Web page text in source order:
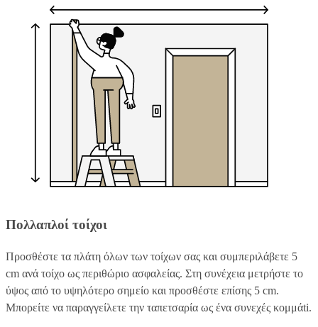
Πολλαπλοί τοίχοι
Προσθέστε τα πλάτη όλων των τοίχων σας και συμπεριλάβετε 5
cm ανά τοίχο ως περιθώριο ασφαλείας. Στη συνέχεια μετρήστε το
ύψος από το υψηλότερο σημείο και προσθέστε επίσης 5 cm.
Μπορείτε να παραγγείλετε την ταπετσαρία ως ένα συνεχές κομμάti.